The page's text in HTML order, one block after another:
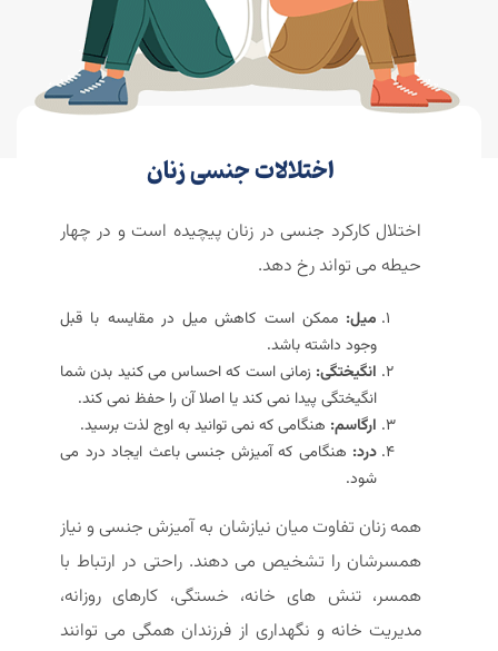
اختلالات جنسی زنان
اختلال کارکرد جنسی در زنان پیچیده است و در چهار
حیطه می تواند رخ دهد.
میل:ممکن است کاهش میل در مقایسه با قبل
وجود داشته باشد.
انگیختگی: زمانی است که احساس می کنید بدن شما
انگیختگی پیدا نمی کند یا اصلا آن را حفظ نمی کند.
ارگاسم: هنگامی که نمی توانید به اوج لذت برسید.
درد: هنگامی که آمیزش جنسی باعث ایجاد درد می
شود.
همه زنان تفاوت میان نیازشان به آمیزش جنسی و نیاز
همسرشان را تشخیص می دهند. راحتی در ارتباط با
همسر، تنش های خانه، خستگی، کارهای روزانه،
مدیریت خانه و نگهداری از فرزندان همگی می توانند